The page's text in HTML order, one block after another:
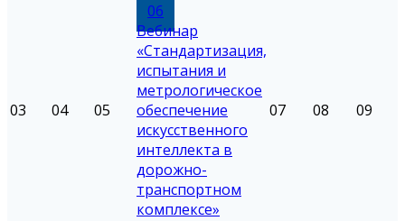
03 04 05
06
Вебинар
«Стандартизация,
испытания и
метрологическое
обеспечение
искусственного
интеллекта в
дорожно-
транспортном
комплексе»
07 08 09